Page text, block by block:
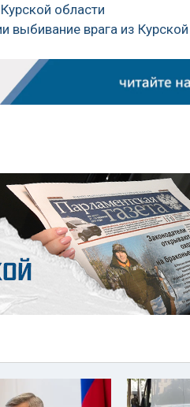
области
выбивание врага из